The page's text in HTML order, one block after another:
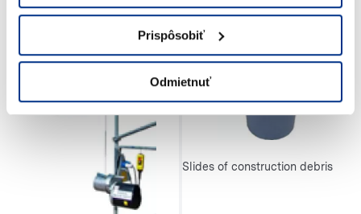
Prispôsobiť
Odmietnuť
Slides of construction debris